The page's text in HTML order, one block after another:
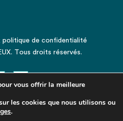
politique de confidentialité
Tous droits réservés.
haut de la page
vous offrir la meilleure
les cookies que nous utilisons ou
.